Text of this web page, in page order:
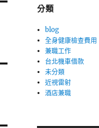
分類
blog
全身健康檢查費用
兼職工作
台北機車借款
未分類
近視雷射
酒店兼職